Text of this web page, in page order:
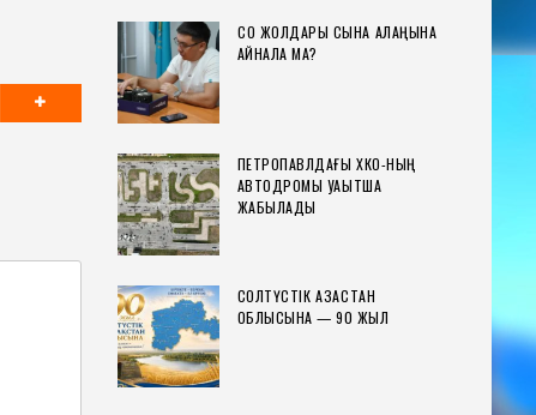
СҚО ЖОЛДАРЫ СЫНАҚ АЛАҢЫНА
АЙНАЛА МА?
ПЕТРОПАВЛДАҒЫ ХҚКО-НЫҢ
АВТОДРОМЫ УАҚЫТША
ЖАБЫЛАДЫ
СОЛТҮСТІК ҚАЗАҚСТАН
ОБЛЫСЫНА — 90 ЖЫЛ